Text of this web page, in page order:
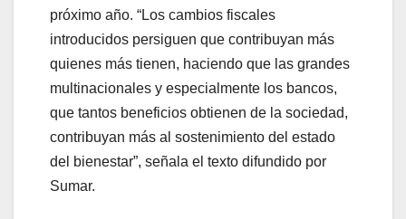
próximo año. “Los cambios fiscales
introducidos persiguen que contribuyan más
quienes más tienen, haciendo que las grandes
multinacionales y especialmente los bancos,
que tantos beneficios obtienen de la sociedad,
contribuyan más al sostenimiento del estado
del bienestar”, señala el texto difundido por
Sumar.